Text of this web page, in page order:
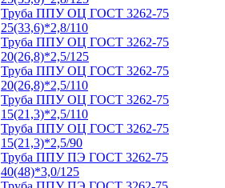
Труба ППУ ОЦ ГОСТ 3262-75
25(33,6)*2,8/110
Труба ППУ ОЦ ГОСТ 3262-75
20(26,8)*2,5/125
Труба ППУ ОЦ ГОСТ 3262-75
20(26,8)*2,5/110
Труба ППУ ОЦ ГОСТ 3262-75
15(21,3)*2,5/110
Труба ППУ ОЦ ГОСТ 3262-75
15(21,3)*2,5/90
Труба ППУ ПЭ ГОСТ 3262-75
40(48)*3,0/125